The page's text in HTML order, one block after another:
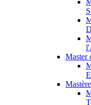
Master